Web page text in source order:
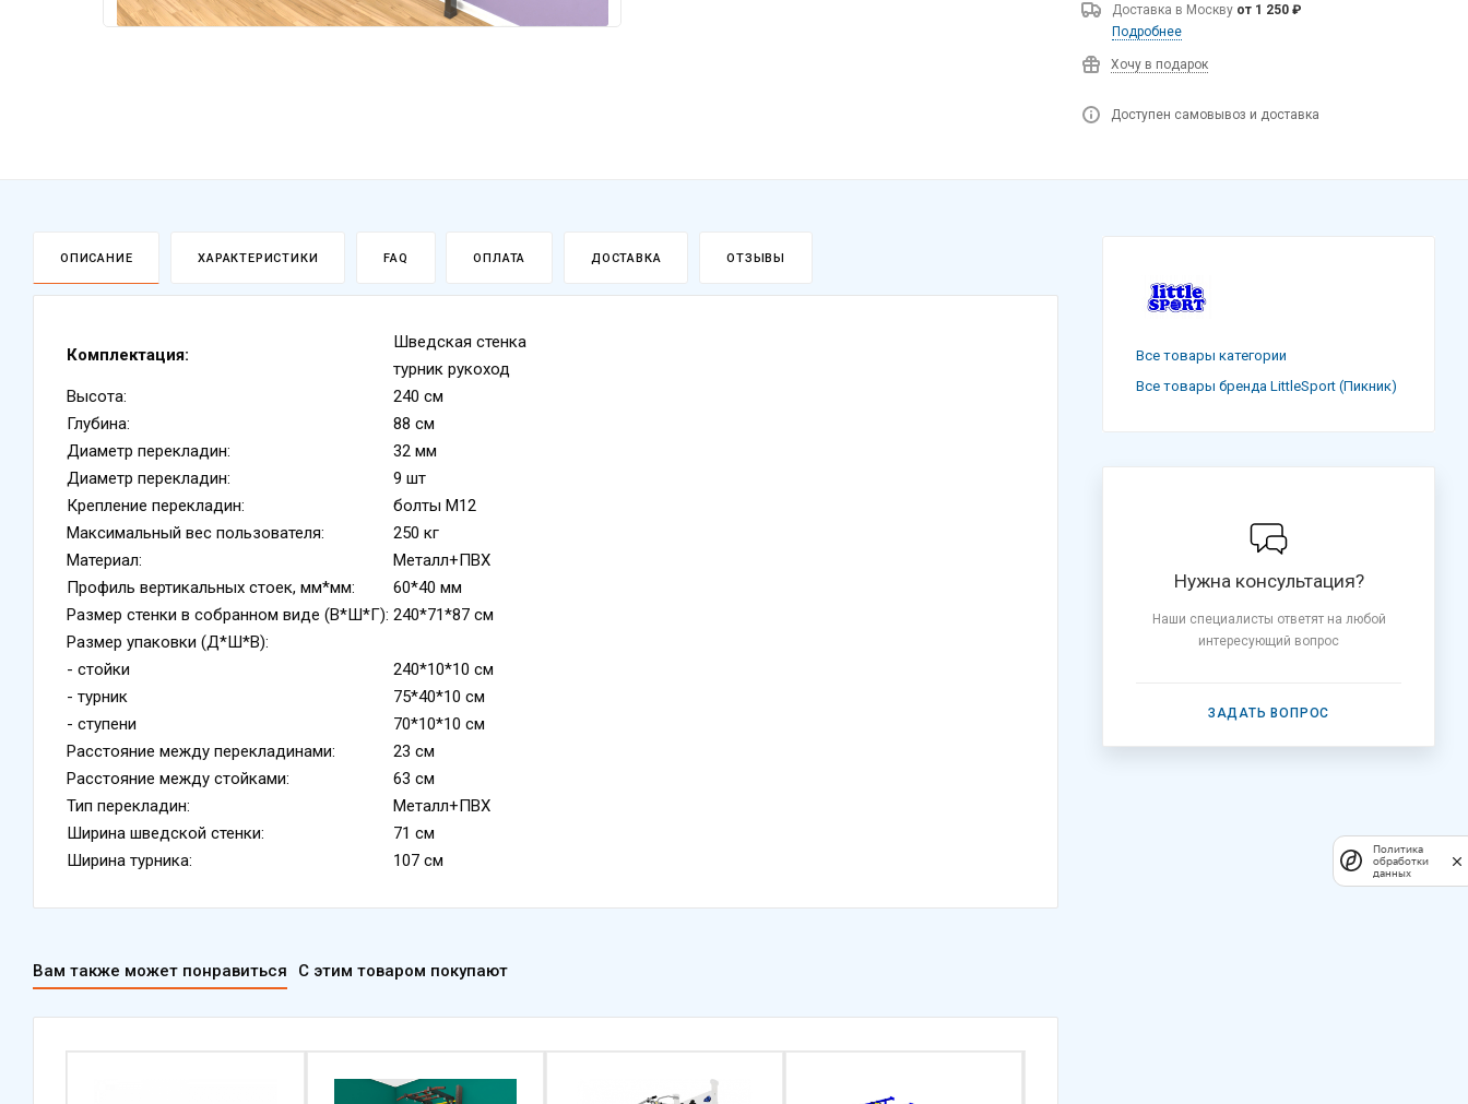
Доставка в Москву от 1 250 ₽
Подробнее
Хочу в подарок
Доступен самовывоз и доставка
ОПИСАНИЕ ХАРАКТЕРИСТИКИ FAQ ОПЛАТА ДОСТАВКА ОТЗЫВЫ
Комплектация:
Шведская стенка
турник рукоход
Высота:
240 см
Глубина:
88 см
Диаметр перекладин:
32 мм
Диаметр перекладин:
9 шт
Крепление перекладин:
болты М12
Максимальный вес пользователя:
250 кг
Материал:
Металл+ПВХ
Профиль вертикальных стоек, мм*мм:
60*40 мм
Размер стенки в собранном виде (В*Ш*Г): 240*71*87 см
Размер упаковки (Д*Ш*В):
- стойки
- турник
- ступени
240*10*10 см
75*40*10 см
70*10*10 см
Расстояние между перекладинами:
23 см
Расстояние между стойками:
63 см
Тип перекладин:
Металл+ПВХ
Ширина шведской стенки:
Ширина турника:
71 см
107 см
Вам также может понравиться С этим товаром покупают
Все товары категории
Все товары бренда LittleSport (Пикник)
Нужна консультация?
Наши специалисты ответят на любой
интересующий вопрос
ЗАДАТЬ ВОПРОС
Политика
обработки
данных